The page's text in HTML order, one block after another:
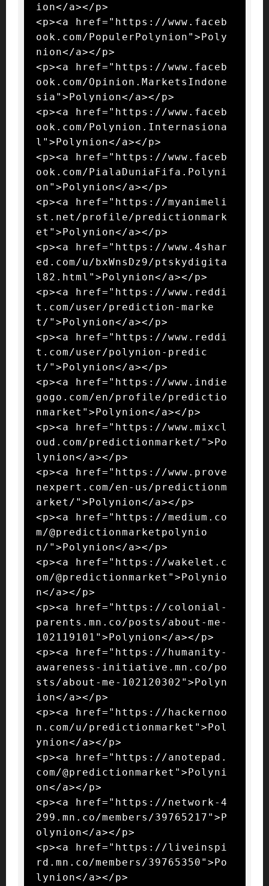
ion</a></p>
<p><a href="https://www.faceb
ook.com/PopulerPolynion">Poly
nion</a></p>
<p><a href="https://www.faceb
ook.com/Opinion.MarketsIndone
sia">Polynion</a></p>
<p><a href="https://www.faceb
ook.com/Polynion.Internasiona
l">Polynion</a></p>
<p><a href="https://www.faceb
ook.com/PialaDuniaFifa.Polyni
on">Polynion</a></p>
<p><a href="https://myanimeli
st.net/profile/predictionmark
et">Polynion</a></p>
<p><a href="https://www.4shar
ed.com/u/bxWnsDz9/ptskydigita
l82.html">Polynion</a></p>
<p><a href="https://www.reddi
t.com/user/prediction-marke
t/">Polynion</a></p>
<p><a href="https://www.reddi
t.com/user/polynion-predic
t/">Polynion</a></p>
<p><a href="https://www.indie
gogo.com/en/profile/predictio
nmarket">Polynion</a></p>
<p><a href="https://www.mixcl
oud.com/predictionmarket/">Po
lynion</a></p>
<p><a href="https://www.prove
nexpert.com/en-us/predictionm
arket/">Polynion</a></p>
<p><a href="https://medium.co
m/@predictionmarketpolynio
n/">Polynion</a></p>
<p><a href="https://wakelet.c
om/@predictionmarket">Polynio
n</a></p>
<p><a href="https://colonial-
parents.mn.co/posts/about-me-
102119101">Polynion</a></p>
<p><a href="https://humanity-
awareness-initiative.mn.co/po
sts/about-me-102120302">Polyn
ion</a></p>
<p><a href="https://hackernoo
n.com/u/predictionmarket">Pol
ynion</a></p>
<p><a href="https://anotepad.
com/@predictionmarket">Polyni
on</a></p>
<p><a href="https://network-4
299.mn.co/members/39765217">P
olynion</a></p>
<p><a href="https://liveinspi
rd.mn.co/members/39765350">Po
lynion</a></p>